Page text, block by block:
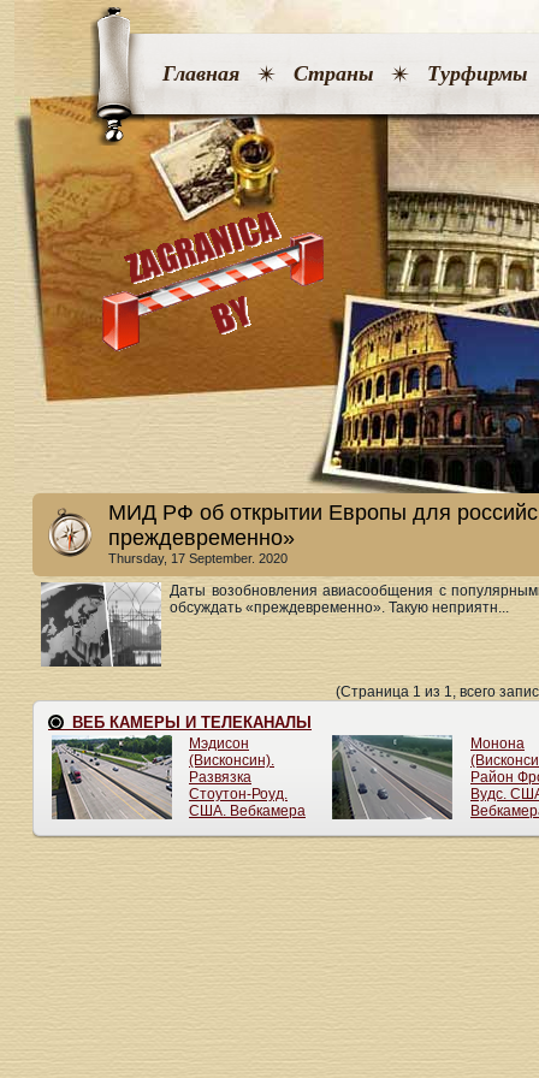
Главная Страны Турфирмы
МИД РФ об открытии Европы для
преждевременно»
Thursday, 17 September. 2020
Даты возобновления авиасообщения с
обсуждать «преждевременно». Такую неприятн...
(Страница 1 из 1, всего